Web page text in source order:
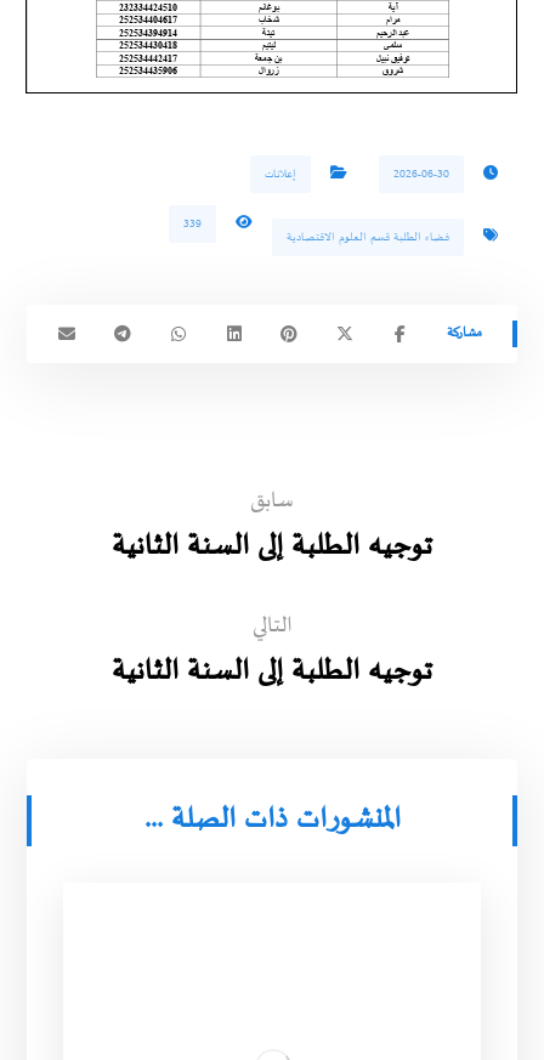
2026-06-30 إعلانات
فضاء الطلبة قسم العلوم الاقتصادية
339
سابق
توجيه الطلبة إلى السنة الثانية
التالي
توجيه الطلبة إلى السنة الثانية
المنشورات ذات الصلة ...